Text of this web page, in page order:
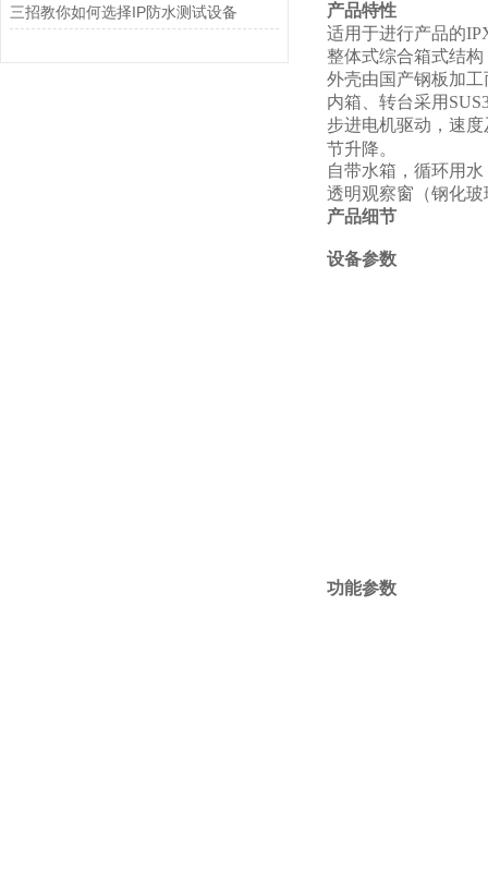
三招教你如何选择IP防水测试设备
产品特性
适用于进行产品的
整体式综合箱式结构
外壳由国产钢板加
内箱、转台采用
步进电机驱动，速
节升降。
自带水箱，循环用
透明观察窗（钢化
产品细节
设备参数
功能参数